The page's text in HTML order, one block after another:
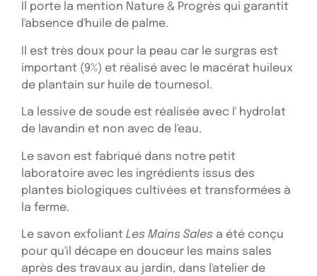
Il porte la mention Nature & Progrès qui garantit
l'absence d'huile de palme.
Il est très doux pour la peau car le surgras est
important (9%) et réalisé avec le macérat huileux
de plantain sur huile de tournesol.
La lessive de soude est réalisée avec l' hydrolat
de lavandin et non avec de l'eau.
Le savon est fabriqué dans notre petit
laboratoire avec les ingrédients issus des
plantes biologiques cultivées et transformées à
la ferme.
Le savon exfoliant Les Mains Sales a été conçu
pour qu'il décape en douceur les mains sales
après des travaux au jardin, dans l'atelier de